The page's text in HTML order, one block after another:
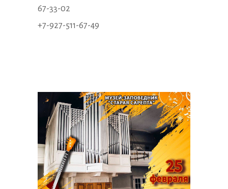
67-33-02
+7-927-511-67-49